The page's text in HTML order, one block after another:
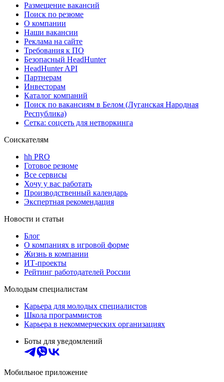
Размещение вакансий
Поиск по резюме
О компании
Наши вакансии
Реклама на сайте
Требования к ПО
Безопасный HeadHunter
HeadHunter API
Партнерам
Инвесторам
Каталог компаний
Поиск по вакансиям в Белом (Луганская Народная
Республика)
Сетка: соцсеть для нетворкинга
Соискателям
hh PRO
Готовое резюме
Все сервисы
Хочу у вас работать
Производственный календарь
Экспертная рекомендация
Новости и статьи
Блог
О компаниях в игровой форме
Жизнь в компании
ИТ-проекты
Рейтинг работодателей России
Молодым специалистам
Карьера для молодых специалистов
Школа программистов
Карьера в некоммерческих организациях
Боты для уведомлений
Мобильное приложение